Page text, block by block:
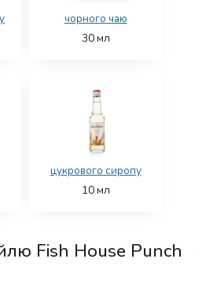
чорного чаю
30мл
цукрового сиропу
10мл
Fish House Punch